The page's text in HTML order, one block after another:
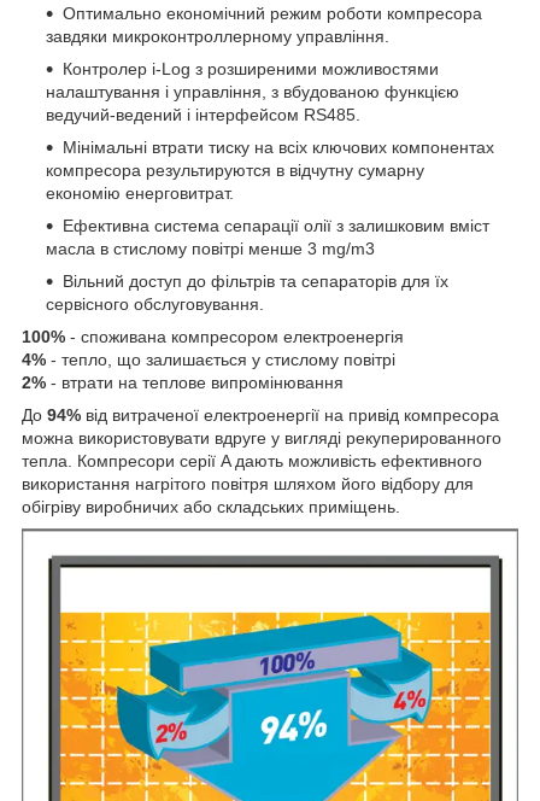
Оптимально економічний режим роботи компресора
завдяки микроконтроллерному управління.
Контролер i-Log з розширеними можливостями
налаштування і управління, з вбудованою функцією
ведучий-ведений і інтерфейсом RS485.
Мінімальні втрати тиску на всіх ключових компонентах
компресора результируются в відчутну сумарну
економію енерговитрат.
Ефективна система сепарації олії з залишковим вміст
масла в стислому повітрі менше 3 mg/m3
Вільний доступ до фільтрів та сепараторів для їх
сервісного обслуговування.
100% - споживана компресором електроенергія
4% - тепло, що залишається у стислому повітрі
2% - втрати на теплове випромінювання
До 94% від витраченої електроенергії на привід компресора
можна використовувати вдруге у вигляді рекуперированного
тепла. Компресори серії A дають можливість ефективного
використання нагрітого повітря шляхом його відбору для
обігріву виробничих або складських приміщень.